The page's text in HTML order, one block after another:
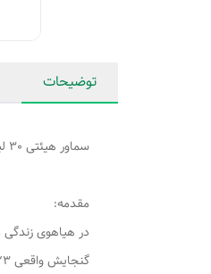
توضیحات
سماور هیئتی 30 لیتری: قدرتمند، هوشمند و همیشه آماده! (با گنجایش واقعی 23 لیتر)
مقدمه: